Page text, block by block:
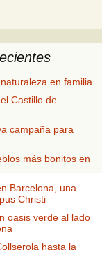
en familia
Castillo de
campaña para
más bonitos en
Barcelona, una
Christi
oasis verde al lado
hasta la